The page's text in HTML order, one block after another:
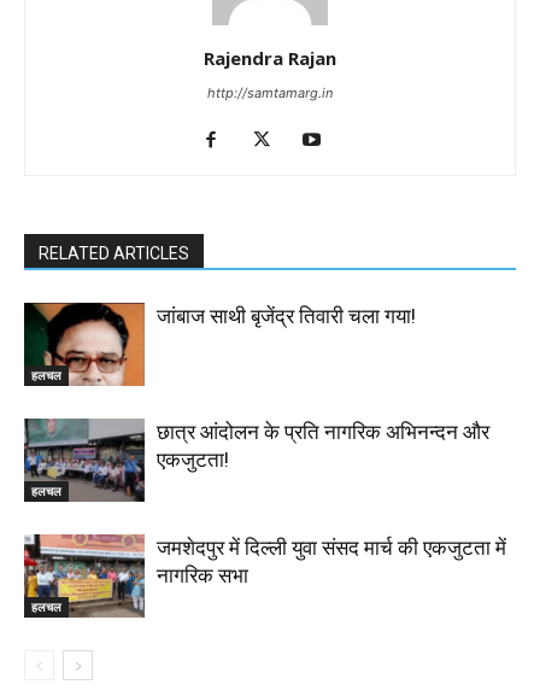
Rajendra Rajan
http://samtamarg.in
RELATED ARTICLES
हलचल
जांबाज साथी बृजेंद्र तिवारी चला गया!
हलचल
छात्र आंदोलन के प्रति नागरिक अभिनन्दन और
एकजुटता!
हलचल
जमशेदपुर में दिल्ली युवा संसद मार्च की एकजुटता में
नागरिक सभा